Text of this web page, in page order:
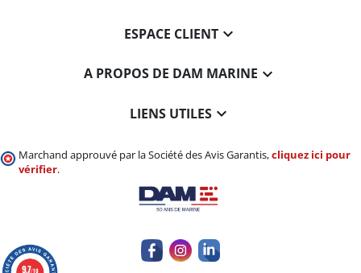
ESPACE CLIENT
A PROPOS DE DAM MARINE 
LIENS UTILES 
Marchand approuvé par la Société des Avis Garantis,cliquez ici pour
vérifier.
9.7/10